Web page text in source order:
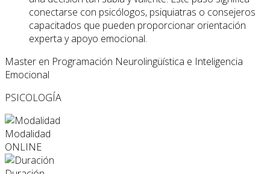
conectarse con psicólogos, psiquiatras o consejeros
capacitados que pueden proporcionar orientación
experta y apoyo emocional.
Master en Programación Neurolingüística e Inteligencia
Emocional
PSICOLOGÍA
Modalidad
ONLINE